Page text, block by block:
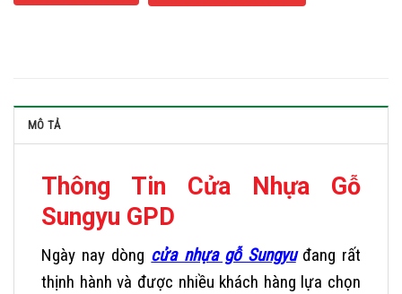
MÔ TẢ
Thông Tin Cửa Nhựa Gỗ
Sungyu GPD
Ngày nay dòng cửa nhựa gỗ Sungyuđang rất
thịnh hành và được nhiều khách hàng lựa chọn